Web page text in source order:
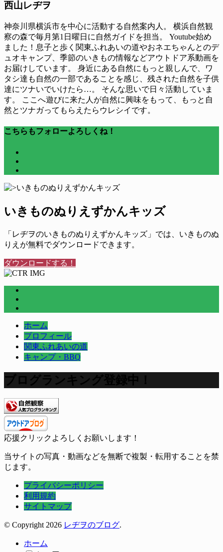
西山レヂヲ
神奈川県横浜市を中心に活動する自然案内人。 横浜自然観
察の森で毎月第1日曜日に自然ガイドを担当。 Youtube始め
ました！息子と歩く関東ふれあいの道やおネエちゃんとのデ
ュオキャンプ、季節のいきもの情報などアウトドア系動画を
お届けしています。 身近にある自然にもっと親しんで、ワ
タシ達も自然の一部であることを感じ、残された自然を子供
達にツナいでいけたら…。 そんな思いで日々活動していま
す。 ここへ遊びに来た人が自然に興味をもって、もっと自
然とツナガってもらえたらウレシイです。
こちらもフォローよろしくね！
いきものぬりえずかんキッズ
「レヂヲのいきものぬりえずかんキッズ」では、いきものぬ
りえが無料でダウンロードできます。
ダウンロードする！
ホーム
プロフィール
関東ふれあいの道
キャンプ・BBQ
ブログランキング登録中！
応援クリックよろしくお願いします！
当サイトの写真・動画などを無断で複製・転用することを禁
じます。
プライバシーポリシー
利用規約
サイトマップ
© Copyright 2026 レヂヲのブログ.
ホーム